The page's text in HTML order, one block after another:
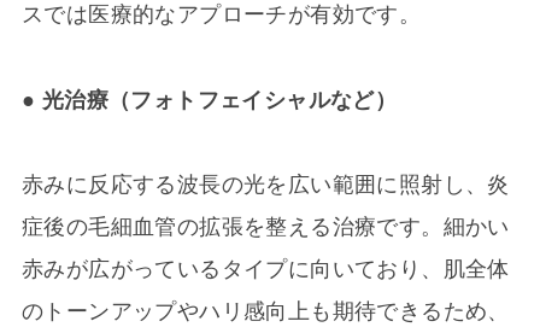
スでは医療的なアプローチが有効です。
● 光治療（フォトフェイシャルなど）
赤みに反応する波長の光を広い範囲に照射し、炎
症後の毛細血管の拡張を整える治療です。細かい
赤みが広がっているタイプに向いており、肌全体
のトーンアップやハリ感向上も期待できるため、